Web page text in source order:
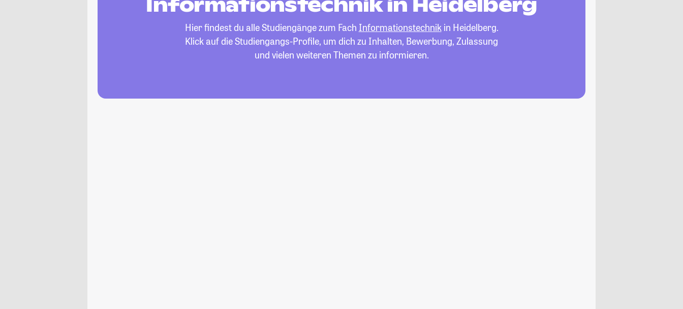
Informationstechnik in Heidelberg
Hier findest du alle Studiengänge zum Fach Informationstechnikin Heidelberg.
Klick auf die Studiengangs-Profile, um dich zu Inhalten, Bewerbung, Zulassung
und vielen weiteren Themen zu informieren.